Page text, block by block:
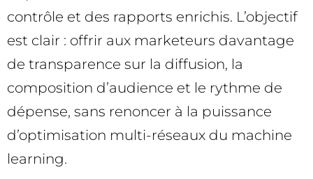
contrôle et des rapports enrichis. L’objectif
est clair : offrir aux marketeurs davantage
de transparence sur la diffusion, la
composition d’audience et le rythme de
dépense, sans renoncer à la puissance
d’optimisation multi-réseaux du machine
learning.